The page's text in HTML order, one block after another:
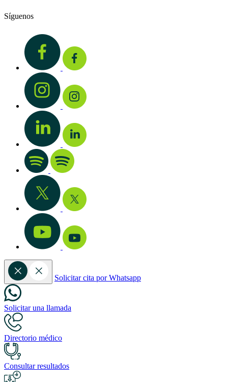
Síguenos
Solicitar cita por Whatsapp
Solicitar una llamada
Directorio médico
Consultar resultados